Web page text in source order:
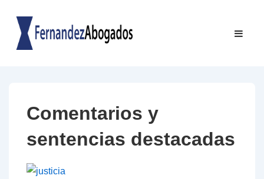
Saltar
Comentarios y
sentencias destacadas